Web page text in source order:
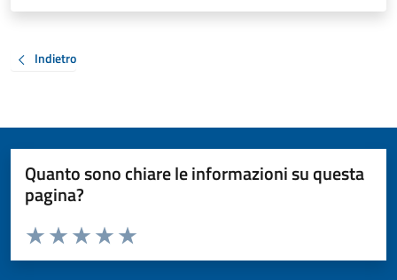
Indietro
Quanto sono chiare le informazioni su questa
pagina?
Valuta da 1 a 5 stelle la pagina
Valuta 5 stelle su 5
Valuta 4 stelle su 5
Valuta 3 stelle su 5
Valuta 2 stelle su 5
Valuta 1 stelle su 5